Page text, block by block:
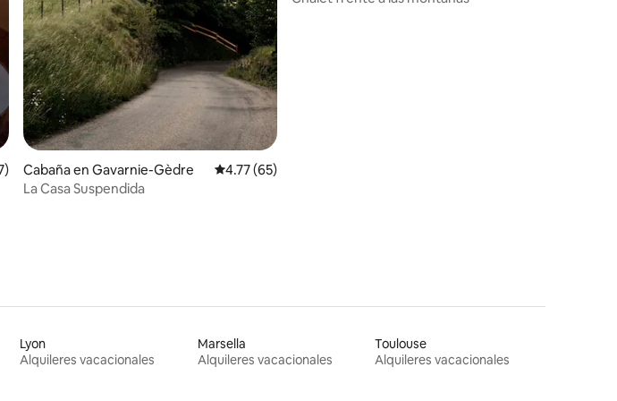
promedio: 5 de 5; 17 evaluaciones
Cabaña en Gavarnie-Gèdre Calificación promedio: 4.77 de 5; 65 evaluaciones
4.77 (65)
La Casa Suspendida
Lyon
Alquileres vacacionales
Marsella
Alquileres vacacionales
Toulouse
Alquileres vacacionales